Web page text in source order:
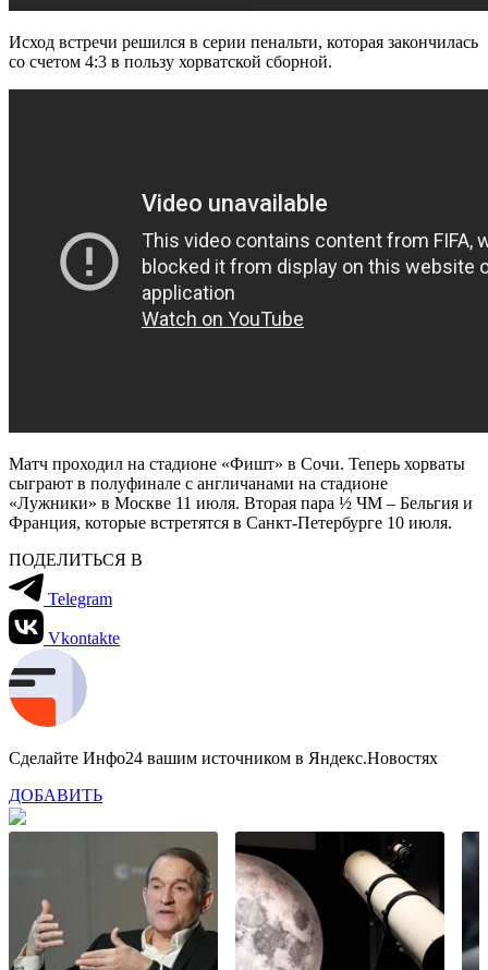
Исход встречи решился в серии пенальти, которая закончилась
со счетом 4:3 в пользу хорватской сборной.
Матч проходил на стадионе «Фишт» в Сочи. Теперь хорваты
сыграют в полуфинале с англичанами на стадионе
«Лужники» в Москве 11 июля. Вторая пара ½ ЧМ – Бельгия и
Франция, которые встретятся в Санкт-Петербурге 10 июля.
ПОДЕЛИТЬСЯ В
Telegram
Vkontakte
Сделайте Инфо24 вашим источником в Яндекс.Новостях
ДОБАВИТЬ